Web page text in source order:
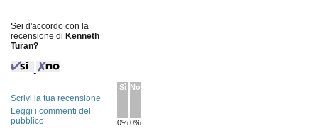
Sei d'accordo con la
recensione di Kenneth
Turan?
Sì
0%
No
0%
Scrivi la tua recensione
Leggi i commenti del
pubblico